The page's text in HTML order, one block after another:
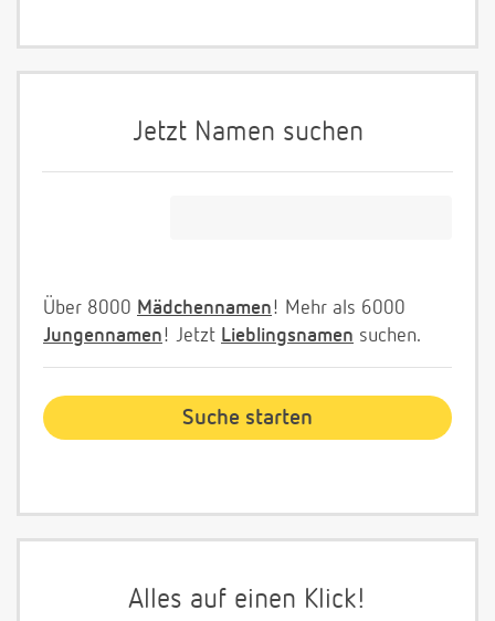
Jetzt Namen suchen
Über 8000 Mädchennamen! Mehr als 6000
Jungennamen! Jetzt Lieblingsnamen suchen.
Alles auf einen Klick!